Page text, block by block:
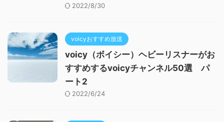
2022/8/30
voicyおすすめ放送
voicy（ボイシー）ヘビーリスナーがお
すすめするvoicyチャンネル50選 パ
ート2
2022/6/24